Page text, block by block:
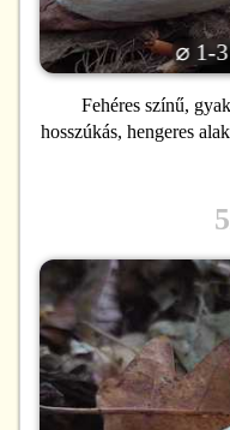
Fehéres színű,
hosszúkás, hengeres
⌀ 1-